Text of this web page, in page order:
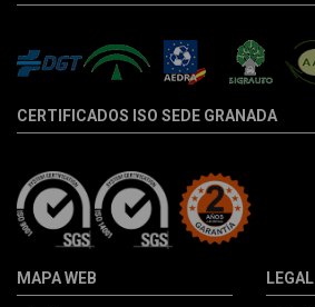
CERTIFICADOS ISO SEDE GRANADA
MAPA WEB LEGAL